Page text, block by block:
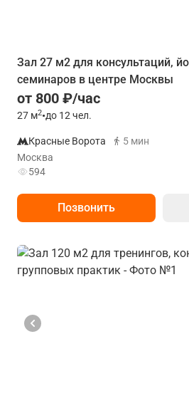
Зал 27 м2 для консультаций,
семинаров в центре Москвы
от 800 ₽/час
27 м2•до 12 чел.
Красные Ворота
5 мин
Москва
594
Позвонить